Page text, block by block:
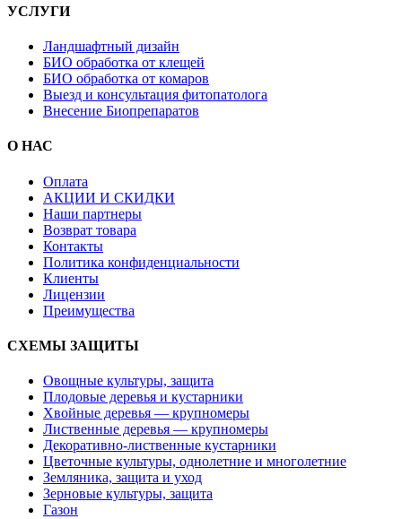
УСЛУГИ
Ландшафтный дизайн
БИО обработка от клещей
БИО обработка от комаров
Выезд и консультация фитопатолога
Внесение Биопрепаратов
О НАС
Оплата
АКЦИИ И СКИДКИ
Наши партнеры
Возврат товара
Контакты
Политика конфиденциальности
Клиенты
Лицензии
Преимущества
СХЕМЫ ЗАЩИТЫ
Овощные культуры, защита
Плодовые деревья и кустарники
Хвойные деревья — крупномеры
Лиственные деревья — крупномеры
Декоративно-лиственные кустарники
Цветочные культуры, однолетние и многолетние
Земляника, защита и уход
Зерновые культуры, защита
Газон